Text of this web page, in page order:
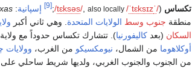
تكساس (
/
ˈ
tɛksəs/ also locally /ˈtɛksɪz
/
;
[9] إسپانية:
منطقة جنوب وسط الولايات المتحدة . وهي ثاني أكبر
السكان (بعد كاليفورنيا). تتشارك تكساس حدوداً مع ولاية
أوكلاهوما من الشمال، نيومكسيكو من الغرب، وولايات
من الجنوب والجنوب الغربي، ولديها شريط ساحلي على